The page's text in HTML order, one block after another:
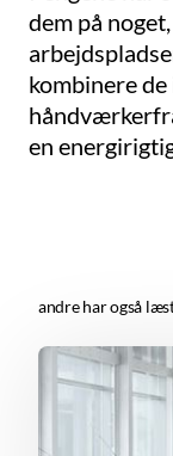
dem på
kombinere
en
andre har også